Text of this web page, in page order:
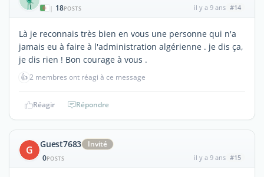
| 18POSTS il y a 9 ans #14
Là je reconnais très bien en vous une personne qui n'a
jamais eu à faire à l'administration algérienne . je dis ça,
je dis rien ! Bon courage à vous .
👍2 membres ont réagi à ce message
Réagir Répondre
G Guest7683
Invité
0POSTS il y a 9 ans #15